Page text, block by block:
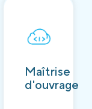
Maîtrise
d'ouvrage